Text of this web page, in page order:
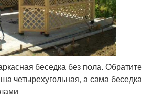
беседка без пола. Обратите
четырехугольная, а сама беседка